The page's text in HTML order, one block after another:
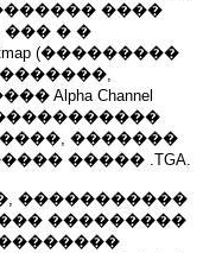
����
��� � �
(���������
Channel
�������
����� .TGA.
�����������
��� ���������